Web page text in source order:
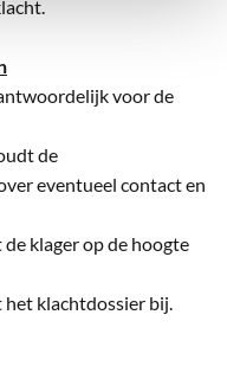
voor de
de
eventueel contact en
klager op de hoogte
klachtdossier bij.